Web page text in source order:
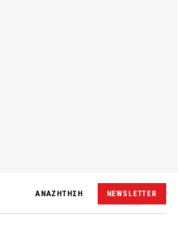
ΑΝΑΖΗΤΗΣΗ NEWSLETTER